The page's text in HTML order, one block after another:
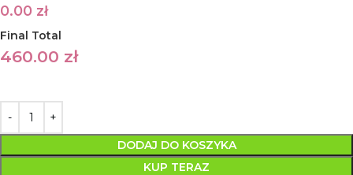
0.00 zł
Final Total
460.00 zł
DODAJ DO KOSZYKA
KUP TERAZ